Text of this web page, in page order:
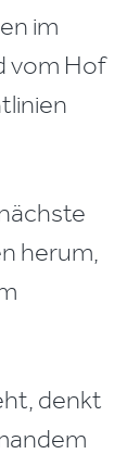
im
vom Hof
herum,
denkt